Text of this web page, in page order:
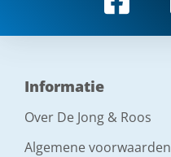
Informatie
Over De Jong & Roos
Algemene voorwaarden